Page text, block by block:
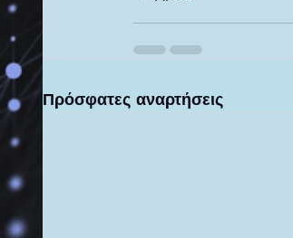
Πρόσφατες αναρτήσεις